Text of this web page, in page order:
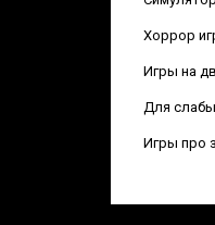
Хоррор
Игры на
Для
Игры про